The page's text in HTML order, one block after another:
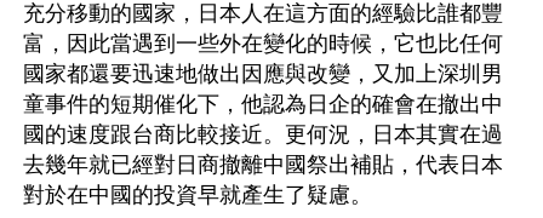
充分移動的國家，日本人在這方面的經驗比誰都豐
富，因此當遇到一些外在變化的時候，它也比任何
國家都還要迅速地做出因應與改變，又加上深圳男
童事件的短期催化下，他認為日企的確會在撤出中
國的速度跟台商比較接近。更何況，日本其實在過
去幾年就已經對日商撤離中國祭出補貼，代表日本
對於在中國的投資早就產生了疑慮。